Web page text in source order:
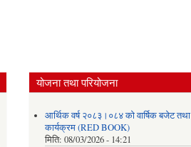
योजना तथा परियोजना
आर्थिक वर्ष २०८३।०८४ को वार्षिक बजेट तथा
कार्यक्रम (RED BOOK)
मिति:08/03/2026 - 14:21